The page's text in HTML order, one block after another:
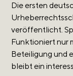
Die ersten
veröffentlicht.
Funktioniert nur
Beteiligung und
bleibt ein